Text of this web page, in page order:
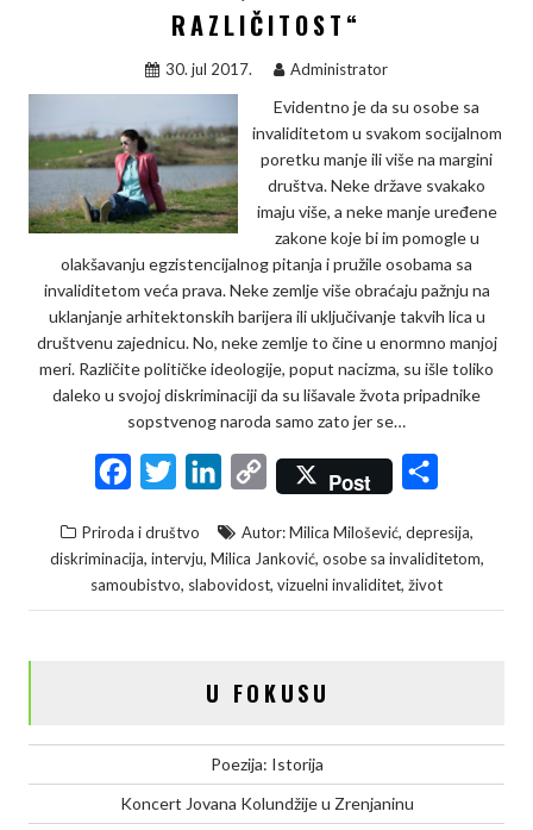
RAZLIČITOST“
30. jul 2017. Administrator
Evidentno je da su osobe sa
invaliditetom u svakom socijalnom
poretku manje ili više na margini
društva. Neke države svakako
imaju više, a neke manje uređene
zakone koje bi im pomogle u
olakšavanju egzistencijalnog pitanja i pružile osobama sa
invaliditetom veća prava. Neke zemlje više obraćaju pažnju na
uklanjanje arhitektonskih barijera ili uključivanje takvih lica u
društvenu zajednicu. No, neke zemlje to čine u enormno manjoj
meri. Različite političke ideologije, poput nacizma, su išle toliko
daleko u svojoj diskriminaciji da su lišavale žvota pripadnike
sopstvenog naroda samo zato jer se…
c
e
b
i
t
t
n
k
e
C
p
y
L
n
Post
a
r
e
Priroda i društvo Autor: Milica Milošević, depresija,
diskriminacija, intervju, Milica Janković, osobe sa invaliditetom,
samoubistvo, slabovidost, vizuelni invaliditet, život
U FOKUSU
Poezija: Istorija
Koncert Jovana Kolundžije u Zrenjaninu